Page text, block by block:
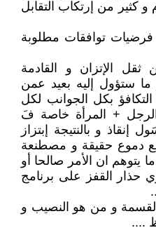
من إرتكاب التقابل
توافقات مطلوبة
الإتزان و القادمة
و ما ستؤول إليه بعيد عمن
التكافؤ بكل الجوانب لكل
+ المرأة خاصة فَ
إنقاذ و بالنتيجة إبتزاز
مع دموع حقيقة و مصطنعة
يتوهم ان الأمر صالحا أو
حذار القفز على برنامج
و من هو النصيب و
....